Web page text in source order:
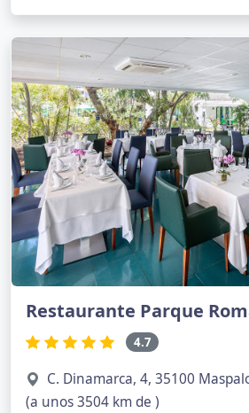
Restaurante Parque
4.7
C. Dinamarca, 4, 35100
(a unos 3504 km de )